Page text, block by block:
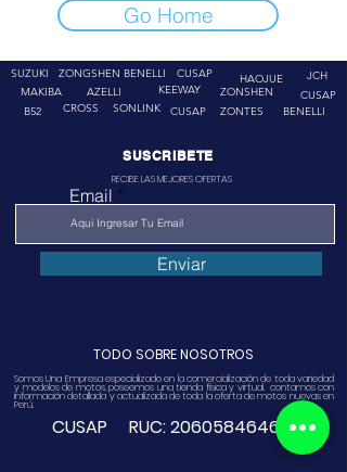
Go Home
SUZUKI
ZONGSHEN
MAKIBA
AZELLI
BENELLI
CUSAP
KEEWAY
B52
CROSS SONLINK CUSAP
HAOJUE
JCH
ZONSHEN
ZONTES
CUSAP
BENELLI
SUSCRIBETE
RECIBE LAS MEJORES OFERTAS
Email
Enviar
TODO SOBRE NOSOTROS
Somos Una Empresa especializado en la comercialización de toda variedad
y modelos de motos, poseemos una tienda física y virtual. contamos con
información detallada y actualizada de toda la oferta de motos nuevas en
Perú.
CUSAP RUC:20605846468